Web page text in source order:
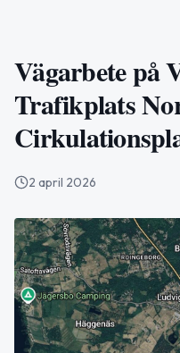
Vägarbete på
Trafikplats
2 april 2026